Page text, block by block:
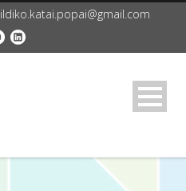
ildiko.katai.popai@gmail.com